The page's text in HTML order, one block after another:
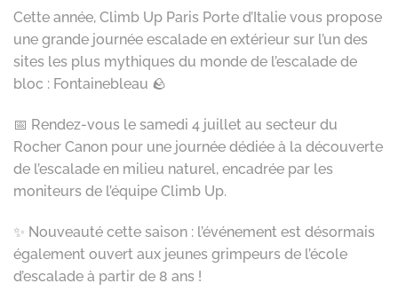
Cette année, Climb Up Paris Porte d’Italie vous propose
une grande journée escalade en extérieur sur l’un des
sites les plus mythiques du monde de l’escalade de
bloc : Fontainebleau 🪨
📅 Rendez-vous le samedi 4 juillet au secteur du
Rocher Canon pour une journée dédiée à la découverte
de l’escalade en milieu naturel, encadrée par les
moniteurs de l’équipe Climb Up.
✨ Nouveauté cette saison : l’événement est désormais
également ouvert aux jeunes grimpeurs de l’école
d’escalade à partir de 8 ans !